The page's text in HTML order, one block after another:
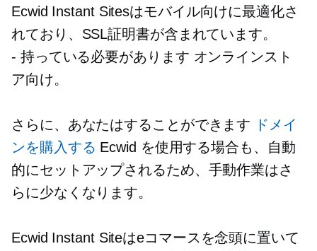
Ecwid Instant Sitesはモバイル向けに最適化さ
れており、SSL証明書が含まれています。
- 持っている必要があります オンラインスト
ア向け。
さらに、あなたはすることができます
ドメイ
ンを購入する Ecwid を使用する場合も、自動
的にセットアップされるため、手動作業はさ
らに少なくなります。
Ecwid Instant Siteはeコマースを念頭に置いて